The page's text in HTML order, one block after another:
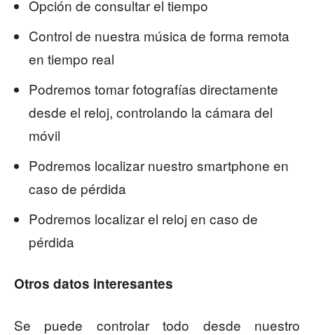
Opción de consultar el tiempo
Control de nuestra música de forma remota
en tiempo real
Podremos tomar fotografías directamente
desde el reloj, controlando la cámara del
móvil
Podremos localizar nuestro smartphone en
caso de pérdida
Podremos localizar el reloj en caso de
pérdida
Otros datos interesantes
Se puede controlar todo desde nuestro